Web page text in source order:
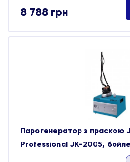
8 788 грн
Парогенератор з праскою
Professional JK-2005,